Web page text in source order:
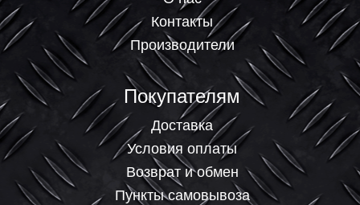
Контакты
Производители
Покупателям
Доставка
Условия оплаты
Возврат и обмен
Пункты самовывоза